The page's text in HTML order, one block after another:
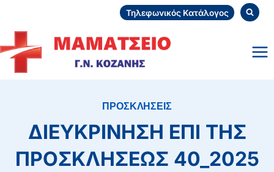
content
Τηλεφωνικός Κατάλογος
ΠΡΟΣΚΛΗΣΕΙΣ
ΔΙΕΥΚΡΙΝΗΣΗ ΕΠΙ ΤΗΣ
ΠΡΟΣΚΛΗΣΕΩΣ 40_2025